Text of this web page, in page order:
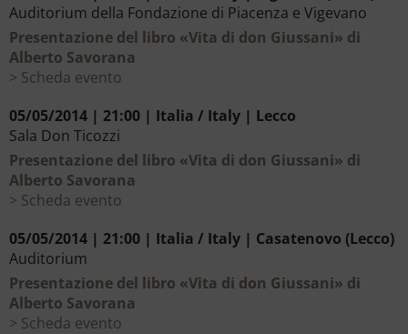
Auditorium della Fondazione di Piacenza e Vigevano
Presentazione del libro «Vita di don Giussani» di
Alberto Savorana
Scheda evento
05/05/2014 | 21:00 | Italia / Italy | Lecco
Sala Don Ticozzi
Presentazione del libro «Vita di don Giussani» di
Alberto Savorana
Scheda evento
05/05/2014 | 21:00 | Italia / Italy | Casatenovo (Lecco)
Auditorium
Presentazione del libro «Vita di don Giussani» di
Alberto Savorana
Scheda evento